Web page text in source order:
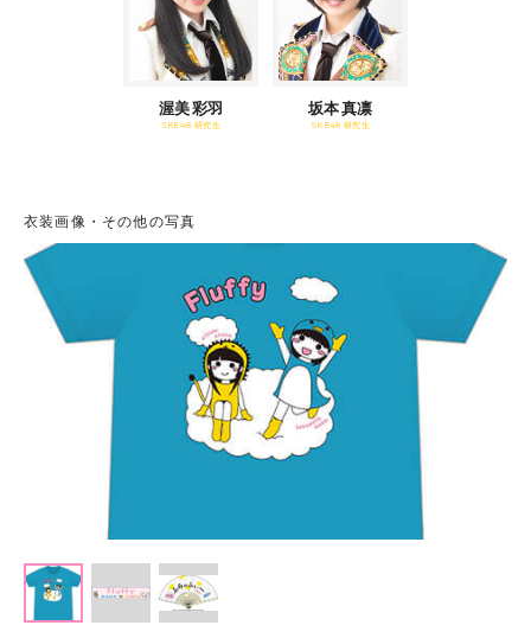
渥美 彩羽
SKE48 研究生
坂本 真凛
SKE48 研究生
衣装画像・その他の写真